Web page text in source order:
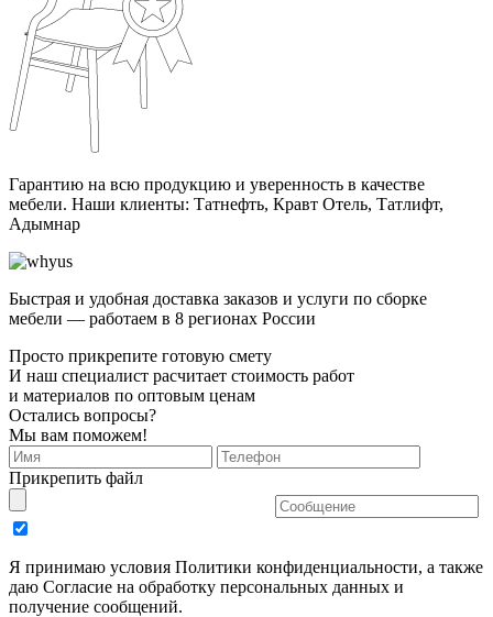
Гарантию на всю продукцию и уверенность в качестве
мебели. Наши клиенты: Татнефть, Кравт Отель, Татлифт,
Адымнар
Быстрая и удобная доставка заказов и услуги по сборке
мебели — работаем в 8 регионах России
Просто прикрепите готовую смету
И наш специалист расчитает стоимость работ
и материалов по оптовым ценам
Остались вопросы?
Мы вам поможем!
Прикрепить файл
Я принимаю условия Политики конфиденциальности, а также
даю Согласие на обработку персональных данных и
получение сообщений.